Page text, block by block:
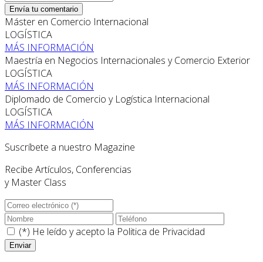
Envía tu comentario
Máster en Comercio Internacional
LOGÍSTICA
MÁS INFORMACIÓN
Maestría en Negocios Internacionales y Comercio Exterior
LOGÍSTICA
MÁS INFORMACIÓN
Diplomado de Comercio y Logística Internacional
LOGÍSTICA
MÁS INFORMACIÓN
Suscríbete a nuestro Magazine
Recibe Artículos, Conferencias
y Master Class
(*) He leído y acepto la Politica de Privacidad